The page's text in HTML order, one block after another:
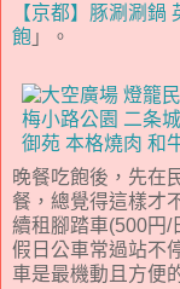
【京都】豚涮涮鍋
飽 」。
晚餐吃飽後，先在
餐，總覺得這樣才
續租腳踏車(500円/
假日公車常過站不
車是最機動且方便